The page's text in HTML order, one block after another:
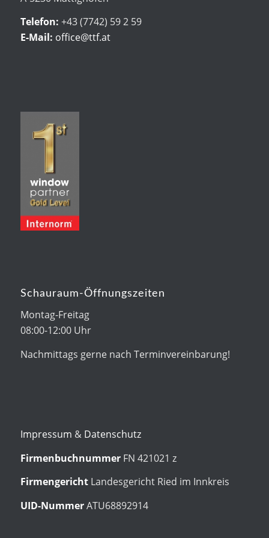
Telefon: +43 (7742) 59 2 59
E-Mail: office@ttf.at
Schauraum-Öffnungszeiten
Montag-Freitag
08:00-12:00 Uhr
Nachmittags gerne nach Terminvereinbarung!
Impressum & Datenschutz
Firmenbuchnummer FN 421021 z
Firmengericht Landesgericht Ried im Innkreis
UID-NummerATU68892914